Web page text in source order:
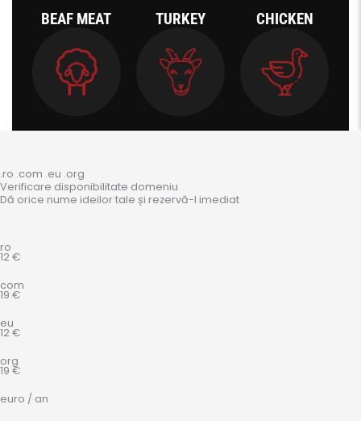
.ro .com .eu .org
Verificare disponibilitate domeniu
Dă orice nume ideilor tale și rezervă-l imediat
ro
12 €
com
19 €
eu
12 €
org
19 €
euro / an